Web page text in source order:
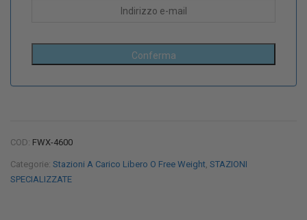
COD: FWX-4600
Categorie: Stazioni A Carico Libero O Free Weight STAZIONI
SPECIALIZZATE